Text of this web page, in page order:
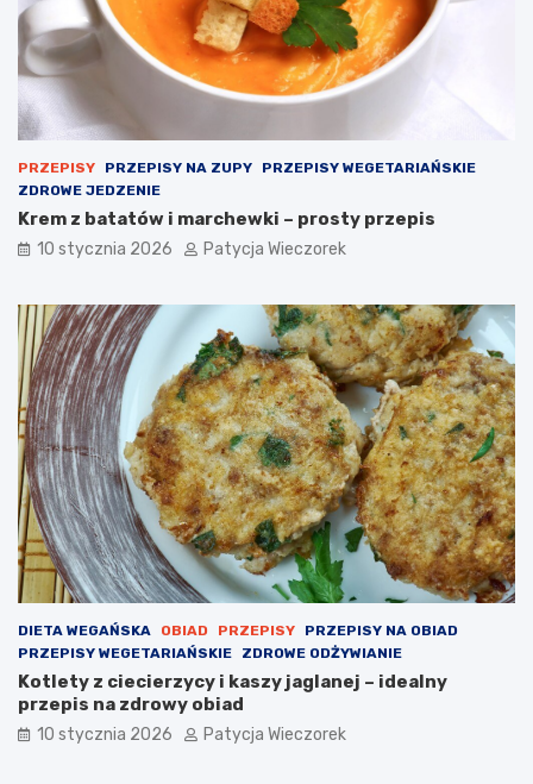
PRZEPISY PRZEPISY NA ZUPY
PRZEPISY WEGETARIAŃSKIE
ZDROWE JEDZENIE
Krem z batatów i marchewki – prosty przepis
10 stycznia 2026 Patycja Wieczorek
DIETA WEGAŃSKA OBIAD PRZEPISY
PRZEPISY NA OBIAD
PRZEPISY WEGETARIAŃSKIE
ZDROWE ODŻYWIANIE
Kotlety z ciecierzycy i kaszy jaglanej – idealny
przepis na zdrowy obiad
10 stycznia 2026 Patycja Wieczorek